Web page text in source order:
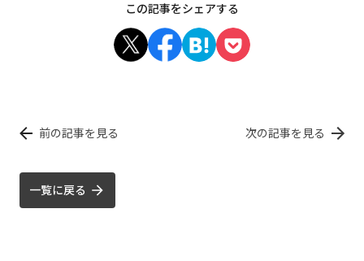
この記事をシェアする
前の記事を見る 次の記事を見る
一覧に戻る